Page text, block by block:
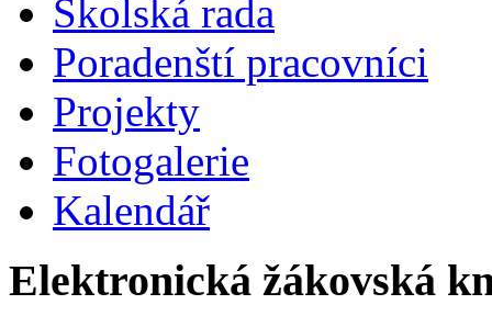
Školská rada
Poradenští pracovníci
Projekty
Fotogalerie
Kalendář
Elektronická žákovská